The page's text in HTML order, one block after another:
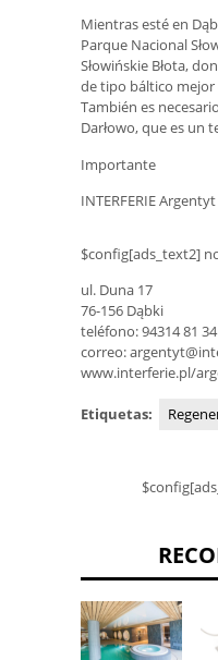
Mientras esté en
Parque Nacional
Słowińskie Błota,
de tipo báltico
También es
Darłowo, que es un
Importante
INTERFERIE Argentyt
$config[ads_text2]
ul. Duna 17
76-156 Dąbki
teléfono: 94314 81 34
correo:
www.interferie.pl/
Etiquetas: